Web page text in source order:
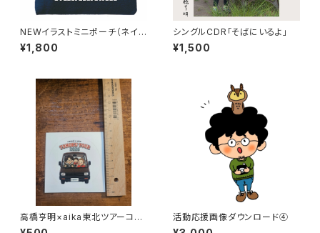
NEWイラストミニポーチ（ネイビ
ー）
¥1,800
シングルCDR｢そばにいるよ｣
¥1,500
高橋亨明×aika東北ツアーコラ
ボステッカー
活動応援画像ダウンロード④